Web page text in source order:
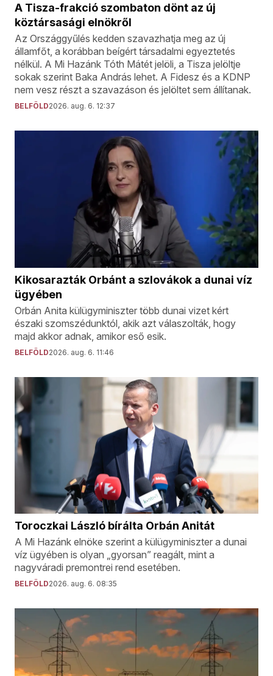
A Tisza-frakció szombaton dönt az új
köztársasági elnökről
Az Országgyűlés kedden szavazhatja meg az új
államfőt, a korábban beígért társadalmi egyeztetés
nélkül. A Mi Hazánk Tóth Mátét jelöli, a Tisza jelöltje
sokak szerint Baka András lehet. A Fidesz és a KDNP
nem vesz részt a szavazáson és jelöltet sem állítanak.
BELFÖLD2026. aug. 6. 12:37
Kikosarazták Orbánt a szlovákok a dunai víz
ügyében
Orbán Anita külügyminiszter több dunai vizet kért
északi szomszédunktól, akik azt válaszolták, hogy
majd akkor adnak, amikor eső esik.
BELFÖLD2026. aug. 6. 11:46
Toroczkai László bírálta Orbán Anitát
A Mi Hazánk elnöke szerint a külügyminiszter a dunai
víz ügyében is olyan „gyorsan” reagált, mint a
nagyváradi premontrei rend esetében.
BELFÖLD2026. aug. 6. 08:35